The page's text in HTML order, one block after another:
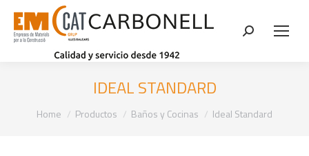
Search:
IDEAL STANDARD
You are here:
Home Productos Baños y Cocinas Ideal Standard